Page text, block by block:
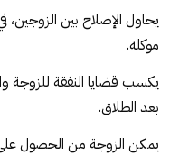
يحاول الإصلاح بين
موكله.
يكسب قضايا النفقة للزوجة
بعد الطلاق.
يمكن الزوجة من الحصول على